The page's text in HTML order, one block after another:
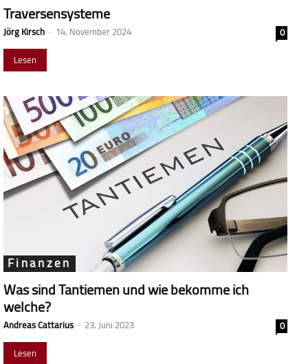
Traversensysteme
Jörg Kirsch - 14. November 2024
0
Lesen
Finanzen
Was sind Tantiemen und wie bekomme ich
welche?
Andreas Cattarius - 23. Juni 2023
0
Lesen